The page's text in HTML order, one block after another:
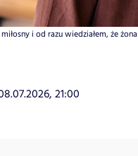
i od razu wiedziałem, że
21:00